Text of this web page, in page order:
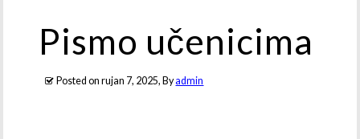
Pismo učenicima
Posted on rujan 7, 2025, Byadmin